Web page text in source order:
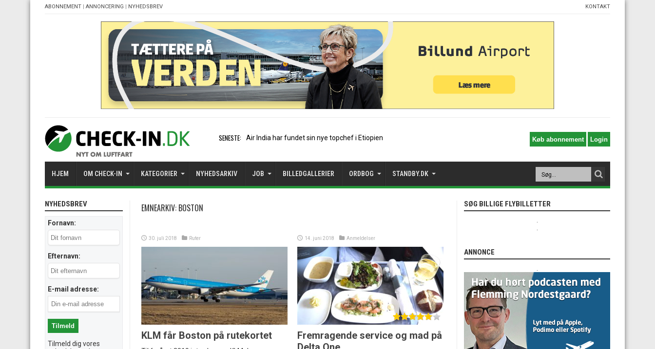
ABONNEMENT | ANNONCERING | NYHEDSBREV KONTAKT
SENESTE: Wizz Air flyver i rødt trods højere
HJEM OM CHECK-IN KATEGORIER NYHEDSARKIV JOB BILLEDGALLERIER ORDBOG STANDBY.DK
EMNEARKIV: BOSTON
30. juli 2018 Ruter
KLM får Boston på rutekortet
14. juni 2018 Anmeldelser
Fremragende service og mad på
NYHEDSBREV
Fornavn:
Efternavn:
E-mail adresse:
Tilmeld dig vores
SØG BILLIGE FLYBILLETTER
ANNONCE